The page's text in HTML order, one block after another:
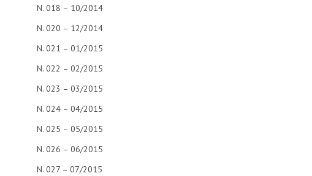
N. 018 – 10/2014
N. 020 – 12/2014
N. 021 – 01/2015
N. 022 – 02/2015
N. 023 – 03/2015
N. 024 – 04/2015
N. 025 – 05/2015
N. 026 – 06/2015
N. 027 – 07/2015